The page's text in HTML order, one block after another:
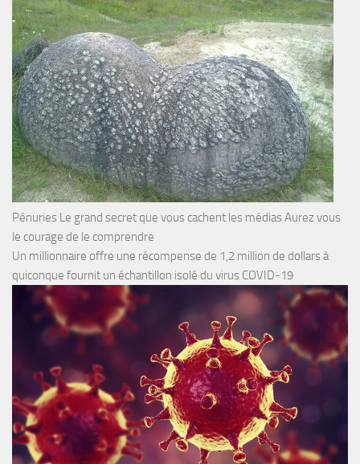
Pénuries Le grand secret que vous cachent les médias Aurez vous
le courage de le comprendre
Un millionnaire offre une récompense de 1,2 million de dollars à
quiconque fournit un échantillon isolé du virus COVID-19